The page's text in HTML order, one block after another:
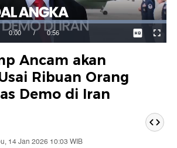
Waktu
0:00 / Durasi
0:56
Dimuat:
100.00%
Ancam akan
Ribuan Orang
Demo di Iran
14 Jan 2026 10:03 WIB